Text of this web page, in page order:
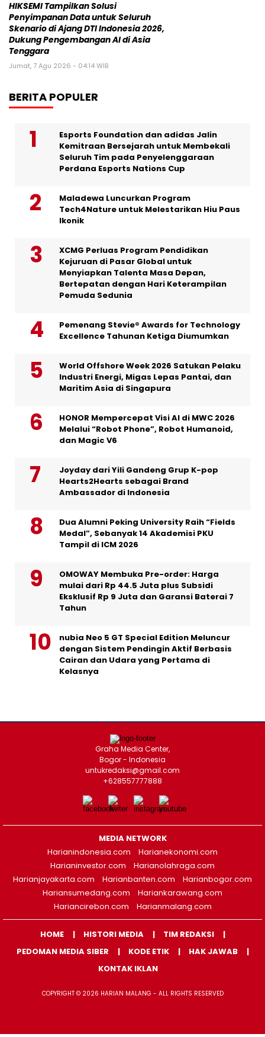
HIKSEMI Tampilkan Solusi
Penyimpanan Data untuk Seluruh
Skenario di Ajang DTI Indonesia 2026,
Dukung Pengembangan AI di Asia
Tenggara
Jumat, 7 Agu 2026 - 04:14 WIB
BERITA POPULER
Esports Foundation dan adidas Jalin
Kemitraan Bersejarah untuk Membekali
Seluruh Tim pada Penyelenggaraan
Perdana Esports Nations Cup
Maladewa Luncurkan Program
Tech4Nature untuk Melestarikan Hiu Paus
Ikonik
XCMG Perluas Program Pendidikan
Kejuruan di Pasar Global untuk
Menyiapkan Talenta Masa Depan,
Bertepatan dengan Hari Keterampilan
Pemuda Sedunia
Pemenang Stevie® Awards for Technology
Excellence Tahunan Ketiga Diumumkan
World Offshore Week 2026 Satukan Pelaku
Industri Energi, Migas Lepas Pantai, dan
Maritim Asia di Singapura
HONOR Mempercepat Visi AI di MWC 2026
Melalui “Robot Phone”, Robot Humanoid,
dan Magic V6
Joyday dari Yili Gandeng Grup K-pop
Hearts2Hearts sebagai Brand
Ambassador di Indonesia
Dua Alumni Peking University Raih “Fields
Medal”, Sebanyak 14 Akademisi PKU
Tampil di ICM 2026
OMOWAY Membuka Pre-order: Harga
mulai dari Rp 44.5 Juta plus Subsidi
Eksklusif Rp 9 Juta dan Garansi Baterai 7
Tahun
nubia Neo 5 GT Special Edition Meluncur
dengan Sistem Pendingin Aktif Berbasis
Cairan dan Udara yang Pertama di
Kelasnya
Graha Media Center,
Bogor - Indonesia
untukredaksi@gmail.com
+628557777888
MEDIA NETWORK
Harianindonesia.com
Harianekonomi.com
Harianinvestor.com
Harianolahraga.com
Harianjayakarta.com
Harianbanten.com
Harianbogor.com
Hariansumedang.com
Hariankarawang.com
Hariancirebon.com
Harianmalang.com
HOME HISTORI MEDIA
TIM REDAKSI
PEDOMAN MEDIA SIBER
KODE ETIK
HAK JAWAB
KONTAK IKLAN
COPYRIGHT © 2026 HARIAN MALANG - ALL RIGHTS RESERVED